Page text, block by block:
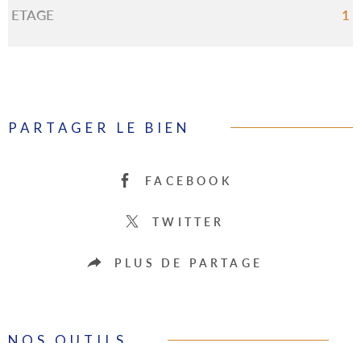
ETAGE 1
PARTAGER LE BIEN
FACEBOOK
TWITTER
PLUS DE PARTAGE